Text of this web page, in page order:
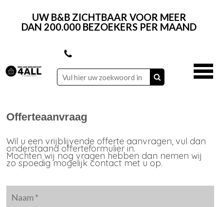
UW B&B ZICHTBAAR VOOR MEER
DAN 200.000 BEZOEKERS PER MAAND
Offerteaanvraag
Wil u een vrijblijvende offerte aanvragen, vul dan
onderstaand offerteformulier in.
Mochten wij nog vragen hebben dan nemen wij
zo spoedig mogelijk contact met u op.